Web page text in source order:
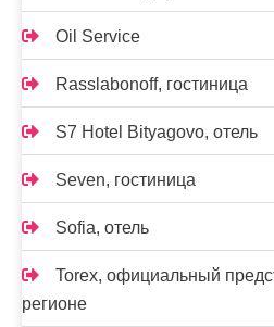
Oil Service
Rasslabonoff, гостиница
S7 Hotel Bityagovo, отель
Seven, гостиница
Sofia, отель
Torex, официальный
регионе